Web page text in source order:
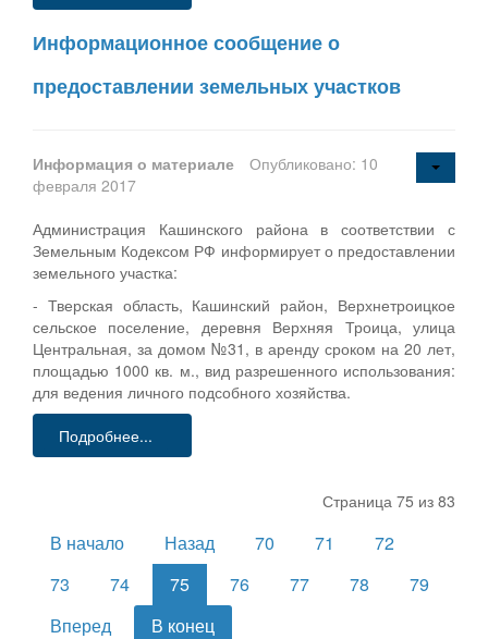
Информационное сообщение о
предоставлении земельных участков
Информация о материале
Опубликовано: 10
февраля 2017
Администрация Кашинского района в соответствии с
Земельным Кодексом РФ информирует о предоставлении
земельного участка:
- Тверская область, Кашинский район, Верхнетроицкое
сельское поселение, деревня Верхняя Троица, улица
Центральная, за домом №31, в аренду сроком на 20 лет,
площадью 1000 кв. м., вид разрешенного использования:
для ведения личного подсобного хозяйства.
Подробнее...
Страница 75 из 83
В начало Назад 70 71
72
73
74 75 76 77 78
79
Вперед
В конец